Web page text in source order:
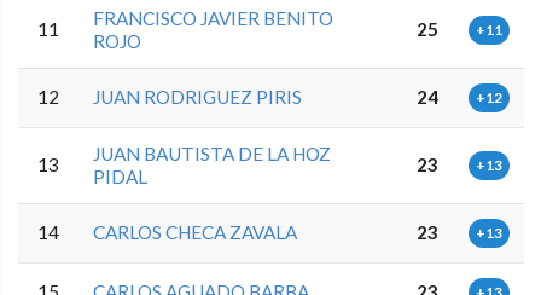
11
FRANCISCO JAVIER BENITO
ROJO
25 +11
12 JUAN RODRIGUEZ PIRIS 24 +12
13
JUAN BAUTISTA DE LA HOZ
PIDAL
23 +13
14 CARLOS CHECA ZAVALA 23 +13